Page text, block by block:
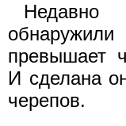
Недавно
обнаружили
превышает
И сделана
черепов.